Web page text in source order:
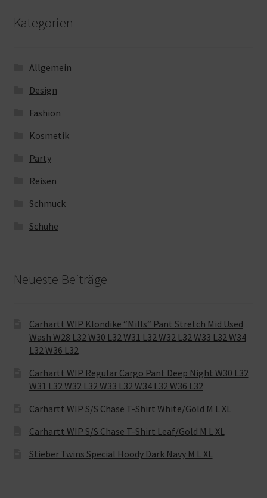
Kategorien
Allgemein
Design
Fashion
Kosmetik
Party
Reisen
Schmuck
Schuhe
Neueste Beiträge
Carhartt WIP Klondike “Mills“ Pant Stretch Mid Used
Wash W28 L32 W30 L32 W31 L32 W32 L32 W33 L32 W34
L32 W36 L32
Carhartt WIP Regular Cargo Pant Deep Night W30 L32
W31 L32 W32 L32 W33 L32 W34 L32 W36 L32
Carhartt WIP S/S Chase T-Shirt White/Gold M L XL
Carhartt WIP S/S Chase T-Shirt Leaf/Gold M L XL
Stieber Twins Special Hoody Dark Navy M L XL